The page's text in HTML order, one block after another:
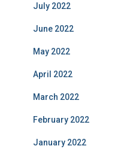
July 2022
June 2022
May 2022
April 2022
March 2022
February 2022
January 2022